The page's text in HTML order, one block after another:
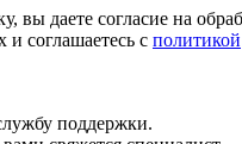
вы даете согласие на
соглашаетесь с политикой
поддержки.